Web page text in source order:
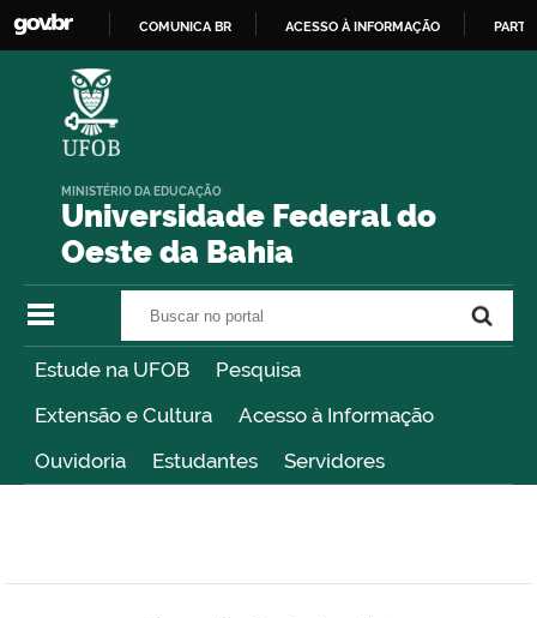
COMUNICA BR ACESSO À INFORMAÇÃO
Universidade Federal do
Oeste da Bahia
MINISTÉRIO DA EDUCAÇÃO
Estude na UFOB
Pesquisa
Extensão e Cultura
Acesso à Informação
Ouvidoria
Estudantes Servidores